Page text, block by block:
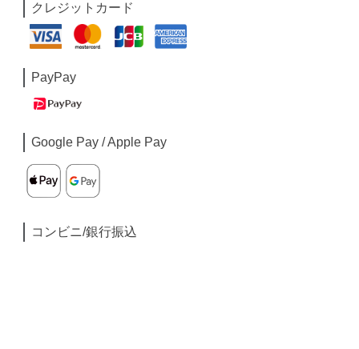
クレジットカード
PayPay
Google Pay / Apple Pay
コンビニ/銀行振込